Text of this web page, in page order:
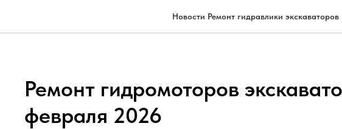
Новости Ремонт гидравлики экскаваторов
Ремонт гидромоторов
февраля 2026